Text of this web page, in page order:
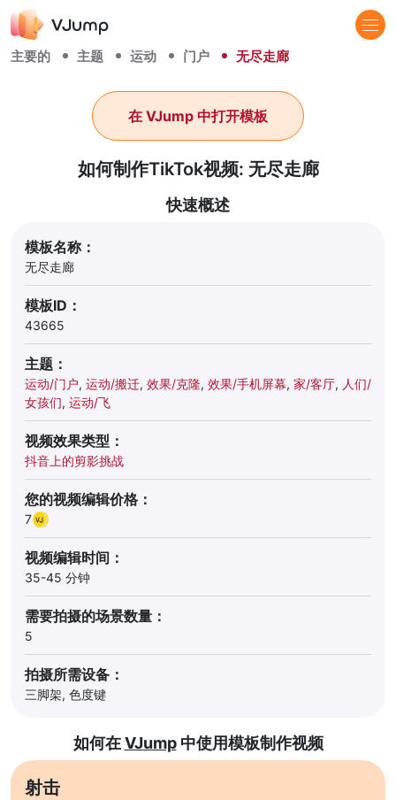
主要的 主题 运动 门户 无尽走廊
如何制作TikTok视频: 无尽走廊
在 VJump 中打开模板
快速概述
模板名称：
无尽走廊
模板ID：
43665
主题：
运动/门户, 运动/搬迁, 效果/克隆, 效果/手机屏幕, 家/客厅, 人们/
女孩们, 运动/飞
视频效果类型：
抖音上的剪影挑战
您的视频编辑价格：
7
视频编辑时间：
35-45 分钟
需要拍摄的场景数量：
5
拍摄所需设备：
三脚架, 色度键
如何在VJump中使用模板制作视频
射击